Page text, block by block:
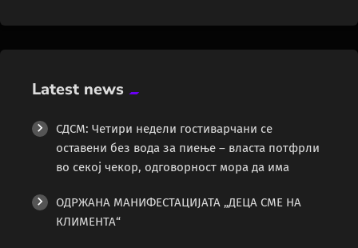
Latest news
СДСМ: Четири недели гостиварчани се
оставени без вода за пиење – власта потфрли
во секој чекор, одговорност мора да има
ОДРЖАНА МАНИФЕСТАЦИЈАТА „ДЕЦА СМЕ НА
КЛИМЕНТА“